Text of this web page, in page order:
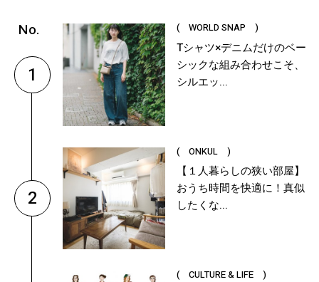
1
( WORLD SNAP )
Tシャツ×デニムだけのベー
シックな組み合わせこそ、
シルエッ...
2
( ONKUL )
【１人暮らしの狭い部屋】
おうち時間を快適に！真似
したくな...
( CULTURE & LIFE )